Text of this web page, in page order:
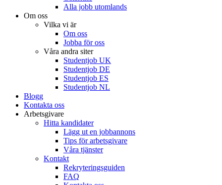
Alla jobb utomlands
Om oss
Vilka vi är
Om oss
Jobba för oss
Våra andra siter
Studentjob UK
Studentjob DE
Studentjob ES
Studentjob NL
Blogg
Kontakta oss
Arbetsgivare
Hitta kandidater
Lägg ut en jobbannons
Tips för arbetsgivare
Våra tjänster
Kontakt
Rekryteringsguiden
FAQ